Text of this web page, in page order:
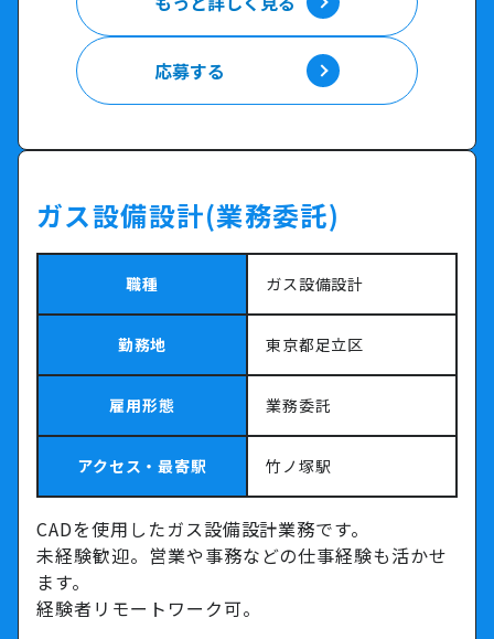
応募する
ガス設備設計(業務委託)
職種 ガス設備設計
勤務地 東京都足立区
雇用形態 業務委託
アクセス・最寄駅 竹ノ塚駅
CADを使用したガス設備設計業務です。
未経験歓迎。営業や事務などの仕事経験も活かせ
ます。
経験者リモートワーク可。